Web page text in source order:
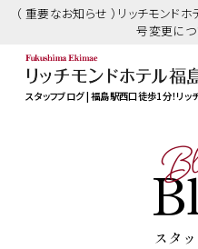
（ 重要なお知らせ ）リッチモン
号変更に
スタッフブログ | 福島駅西口徒歩1分！リッ
スタ